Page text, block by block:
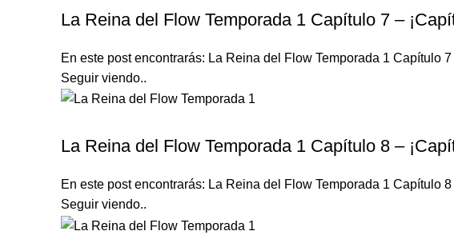
La Reina del Flow Temporada 1 Capítulo 7 –
En este post encontrarás: La Reina del Flow Temporada 1 Capítulo
Seguir viendo..
La Reina del Flow Temporada 1 Capítulo 8 –
En este post encontrarás: La Reina del Flow Temporada 1 Capítulo
Seguir viendo..